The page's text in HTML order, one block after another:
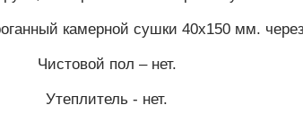
камерной сушки 40х150 мм.
Чистовой пол – нет.
Утеплитель - нет.